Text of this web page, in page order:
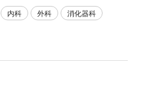
内科 外科 消化器科